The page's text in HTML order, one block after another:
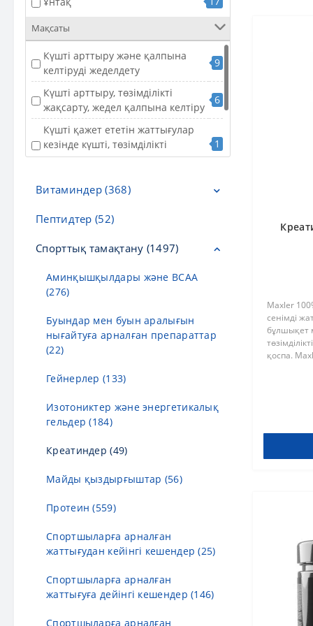
кроссфит, HIIT, бодибилдинг,
2
Мақсаты
Күшті арттыру және қалпына
келтіруді жеделдету
9
Күшті арттыру, төзімділікті
жақсарту, жедел қалпына келтіру
6
Күшті қажет ететін жаттығулар
кезінде күшті, төзімділікті
арттыру және қалпына келтіру
1
күшті, төзімділікті арттыру және
6
Витаминдер (368)
С дәрумені (20)
D дәрумені (31)
E дәрумені (3)
Балаларға арналған дәрумендер
(14)
В дәрумені (16)
Ерлерге арналған дәрумендер
(26)
К дәрумені (6)
Коллаген (26)
Күнделікті қабылдауға арналған
Омега 3 (32)
Әйелдерге арналған дәрумендер
(40)
Пептидтер (52)
Спорттық тамақтану (1497)
Аминқышқылдары және BCAA
(276)
Буындар мен буын аралығын
нығайтуға арналған препараттар
(22)
Гейнерлер (133)
Изотониктер және энергетикалық
гельдер (184)
Креатиндер (49)
Майды қыздырғыштар (56)
Протеин (559)
Спортшыларға арналған
жаттығудан кейінгі кешендер (25)
Спортшыларға арналған
жаттығуға дейінгі кешендер (146)
Спортшыларға арналған
Maxler
сенімді
бұлшықет
қоспа.